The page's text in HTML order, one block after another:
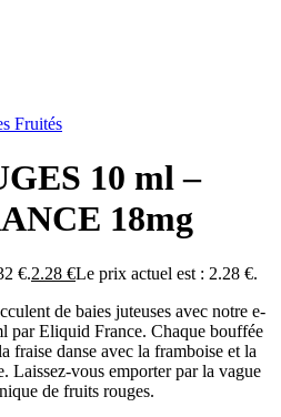
Fruités
10 ml –
18mg
€.2.28 €Le prix actuel est : 2.28 €.
de baies juteuses avec notre e-
par Eliquid France. Chaque bouffée
fraise danse avec la framboise et la
Laissez-vous emporter par la vague
de fruits rouges.